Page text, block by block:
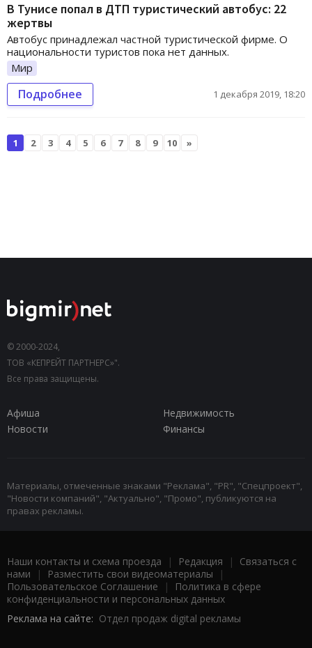
В Тунисе попал в ДТП туристический автобус: 22
жертвы
Автобус принадлежал частной туристической фирме. О
национальности туристов пока нет данных.
Мир
Подробнее 1 декабря 2019, 18:20
1 2 3 4 5 6 7 8 9 10 »
© 2000-2024,
ТОВ «КЕПРЕЙТ ПАРТНЕРС»".
Все права защищены.
Афиша
Недвижимость
Новости
Финансы
Материалы, отмеченные знаками "Реклама", "PR", "Спецпроект",
"Новости компаний", "Актуально", "Промо", публикуются на
правах рекламы.
Наши контакты и схема проезда | Редакция | Связаться с
нами | Разместить свои видеоматериалы |
Пользовательское Соглашение |
Политика в сфере
конфиденциальности и персональных данных
Реклама на сайте: Отдел продаж digital рекламы